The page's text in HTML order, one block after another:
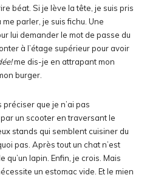
béat. Si je lève la tête, je suis pris
parler, je suis fichu. Une
lui demander le mot de passe du
à l’étage supérieur pour avoir
me dis-je en attrapant mon
burger.
que je n’ai pas
un scooter en traversant le
stands qui semblent cuisiner du
pas. Après tout un chat n’est
lapin. Enfin, je crois. Mais
un estomac vide. Et le mien